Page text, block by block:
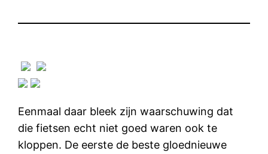
Eenmaal daar bleek zijn waarschuwing dat
die fietsen echt niet goed waren ook te
kloppen. De eerste de beste gloednieuwe